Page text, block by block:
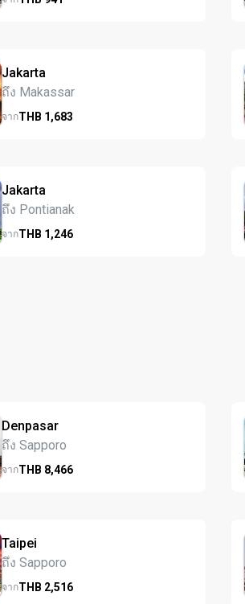
Jakarta
ถึง Makassar
จากTHB 1,683
Jakarta
ถึง Pontianak
จากTHB 1,246
Denpasar
ถึง Sapporo
จากTHB 8,466
Taipei
ถึง Sapporo
จากTHB 2,516